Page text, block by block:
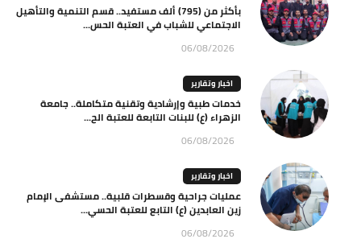
بأكثر من (795) ألف مستفيد.. قسم التنمية والتأهيل
الاجتماعي للشباب في العتبة الحس...
06/08/2026
اخبار وتقارير
خدمات طبية وإرشادية وتقنية متكاملة.. جامعة
الزهراء (ع) للبنات التابعة للعتبة الح...
06/08/2026
اخبار وتقارير
عمليات جراحية وقسطرات قلبية.. مستشفى الإمام
زين العابدين (ع) التابع للعتبة الحسي...
06/08/2026